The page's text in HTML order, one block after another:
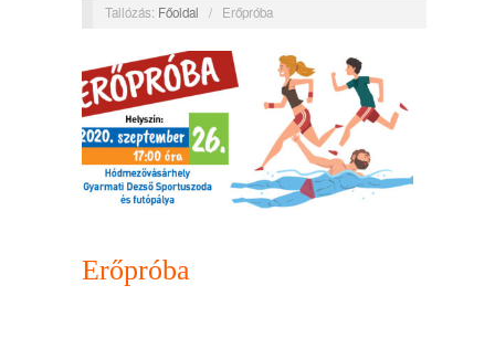
Tallózás: Főoldal / Erőpróba
Erőpróba